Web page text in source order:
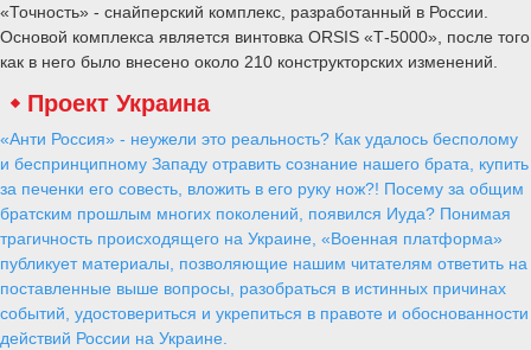
«Точность» - снайперский комплекс, разработанный в России.
Основой комплекса является винтовка ORSIS «Т-5000», после того
как в него было внесено около 210 конструкторских изменений.
Проект Украина
«Анти Россия» - неужели это реальность? Как удалось бесполому
и беспринципному Западу отравить сознание нашего брата, купить
за печенки его совесть, вложить в его руку нож?! Посему за общим
братским прошлым многих поколений, появился Иуда? Понимая
трагичность происходящего на Украине, «Военная платформа»
публикует материалы, позволяющие нашим читателям ответить на
поставленные выше вопросы, разобраться в истинных причинах
событий, удостовериться и укрепиться в правоте и обоснованности
действий России на Украине.